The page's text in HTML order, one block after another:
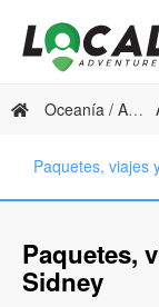
Oceanía / Australia
Paquetes, viajes
Paquetes,
Sidney